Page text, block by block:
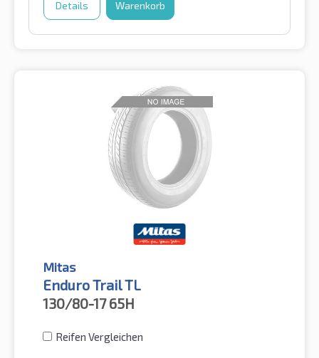
Details Warenkorb
Mitas
Enduro Trail TL
130/80-17 65H
Reifen Vergleichen